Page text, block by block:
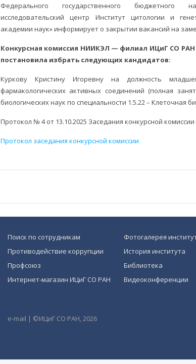
Федерального государственного бюджетного
исследовательский центр Институт цитологии и
академии наук» информирует о закрытии вакансий на
Конкурсная комиссия НИИКЭЛ — филиал ИЦиГ СО РАН
постановила избрать следующих кандидатов:
Куркову Кристину Игоревну на должность
фармакологических активных соединений (полная
биологических наук по специальности 1.5.22 – Клеточная
Протокол № 4 от 13.10.2025 Заседания конкурсной
Протокол заседания конкурсной комиссии
Поиск по сотрудникам
Противодействие коррупции
Профсоюз
Интернет-магазин ИЦиГ СО РАН
Фотогалерея
История института
Библиотека
Видеоконференции
e-mail | ©ИЦиГ СО РАН, 2026